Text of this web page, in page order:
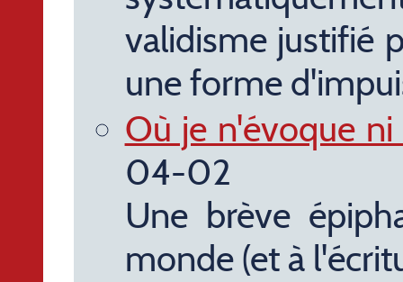
validisme justifié
une forme
Où je n'évoque
04-02
Une brève
monde (et à